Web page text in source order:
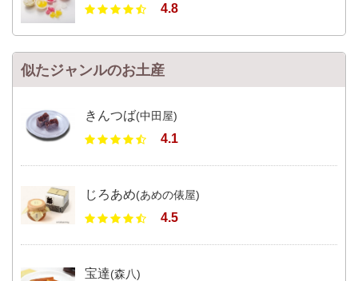
4.8
似たジャンルのお土産
きんつば(中田屋)
4.1
じろあめ(あめの俵屋)
4.5
宝達(森八)